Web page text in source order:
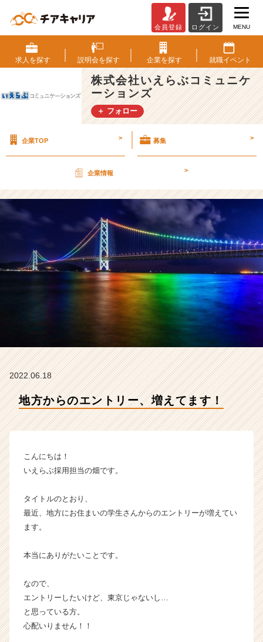
方
か
ら
の
エ
ン
ト
増
え
ま
【株
式
会
社
い
え
ぶ
コ
ミ
ョ
ム
ン】
ン
成
会員登録 ログイン MENU
求人を探す 説明会を探す 企業を探す 就職イベント
株式会社いえらぶコミュニケ
ーションズ
＋ フォロー
企業TOP > 募集 >
企業情報 >
2022.06.18
地方からのエントリー、増えてます！
こんにちは！
いえらぶ採用担当の畑です。
タイトルのとおり、
最近、地方にお住まいの学生さんからのエントリーが増えてい
ます。
本当にありがたいことです。
なので、
エントリーしたいけど、東京じゃないし…
と思っている方。
心配いりません！！